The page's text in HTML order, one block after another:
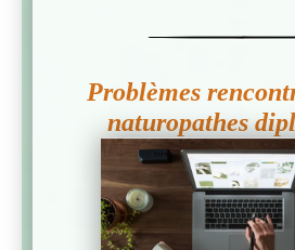
Problèmes
naturopathes